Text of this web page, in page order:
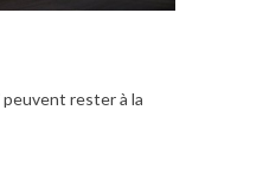
rester à la